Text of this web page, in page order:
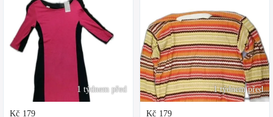
1 týdnem před
Kč 179
1 týdnem před
Kč 179